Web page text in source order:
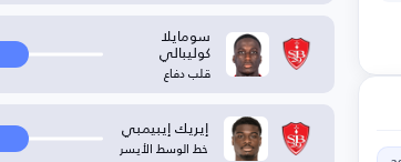
سومايلا
كوليبالي
قلب دفاع
إيريك إيبيمبي
خط الوسط الأيسر